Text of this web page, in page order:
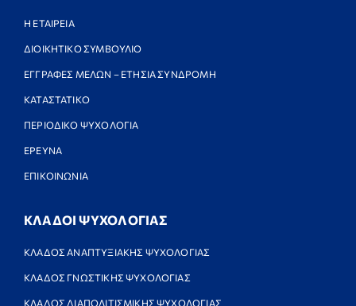
Η ΕΤΑΙΡΕΙΑ
ΔΙΟΙΚΗΤΙΚΟ ΣΥΜΒΟΥΛΙΟ
ΕΓΓΡΑΦΕΣ ΜΕΛΩΝ – ΕΤΗΣΙΑ ΣΥΝΔΡΟΜΗ
ΚΑΤΑΣΤΑΤΙΚΟ
ΠΕΡΙΟΔΙΚΟ ΨΥΧΟΛΟΓΙΑ
ΕΡΕΥΝΑ
ΕΠΙΚΟΙΝΩΝΙΑ
ΚΛΑΔΟΙ ΨΥΧΟΛΟΓΙΑΣ
ΚΛΑΔΟΣ ΑΝΑΠΤΥΞΙΑΚΗΣ ΨΥΧΟΛΟΓΙΑΣ
ΚΛΑΔΟΣ ΓΝΩΣΤΙΚΗΣ ΨΥΧΟΛΟΓΙΑΣ
ΚΛΑΔΟΣ ΔΙΑΠΟΛΙΤΙΣΜΙΚΗΣ ΨΥΧΟΛΟΓΙΑΣ